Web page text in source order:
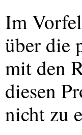
Im
über die
mit den
diesen
nicht zu